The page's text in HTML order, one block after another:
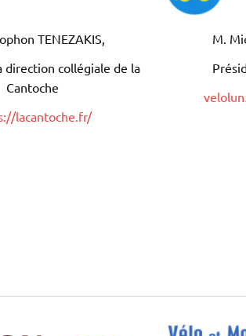
TENEZAKIS,
direction collégiale de la
Cantoche
lacantoche.fr/
M.